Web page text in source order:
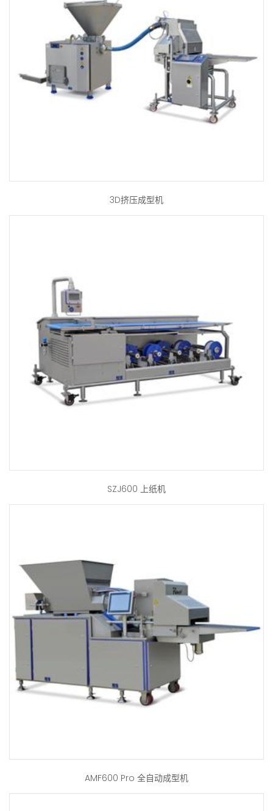
3D挤压成型机
SZJ600 上纸机
AMF600 Pro 全自动成型机